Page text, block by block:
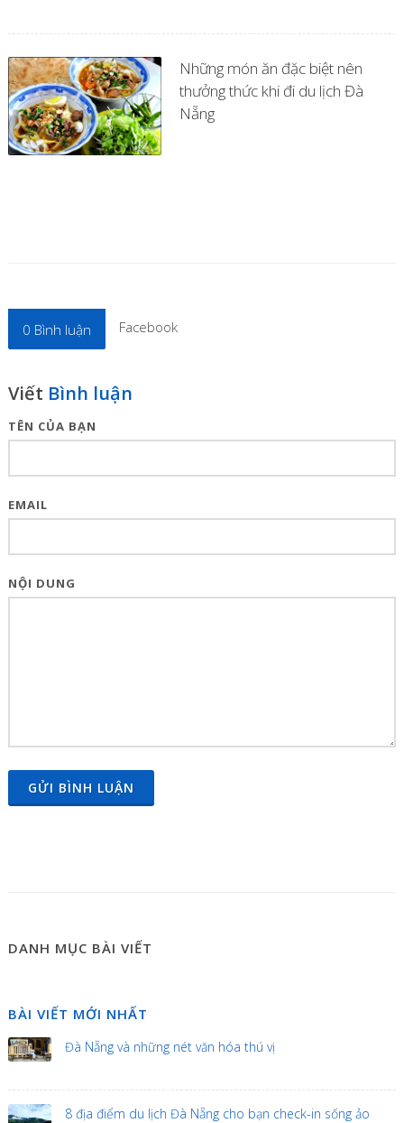
Những món ăn đặc biệt nên
thưởng thức khi đi du lịch Đà
Nẵng
0 Bình luận Facebook
Viết Bình luận
TÊN CỦA BẠN
EMAIL
NỘI DUNG
GỬI BÌNH LUẬN
DANH MỤC BÀI VIẾT
BÀI VIẾT MỚI NHẤT
Đà Nẵng và những nét văn hóa thú vị
8 địa điểm du lịch Đà Nẵng cho bạn check-in sống ảo